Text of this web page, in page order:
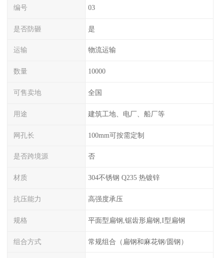
编号 03
是否防砸 是
运输 物流运输
数量 10000
可售卖地 全国
用途 建筑工地、电厂、船厂等
网孔长 100mm可按需定制
是否跨境源 否
材质 304不锈钢 Q235 热镀锌
抗压能力 高强度承压
规格 平面型扁钢,锯齿形扁钢,I型扁钢
组合方式 常规组合（扁钢和麻花钢/圆钢）